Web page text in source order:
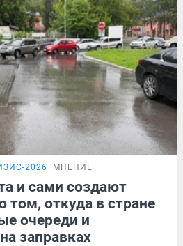
2026 МНЕНИЕ
и сами создают
том, откуда в стране
очереди и
заправках